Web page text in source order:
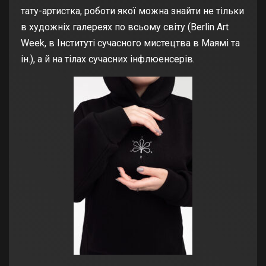
тату-артистка, роботи якої можна знайти не тільки
в художніх галереях по всьому світу (Berlin Art
Week, в Інституті сучасного мистецтва в Маямі та
ін.), а й на тілах сучасних інфлюенсерів.